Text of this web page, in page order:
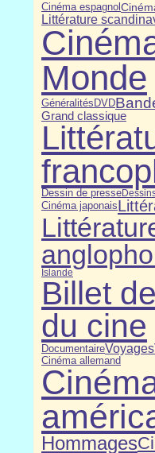
Cinéma espagnol
Littérature
Monde
Généralités DVD
Grand classique
Dessin de presse
Cinéma japonais
Islande
Billet
du cine
DocumentaireVoyages
Cinéma allemand
Hommages